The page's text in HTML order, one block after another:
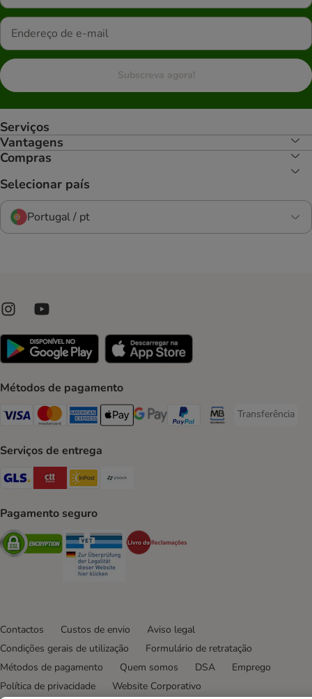
Subscreva agora!
Serviços
Vantagens
Compras
Selecionar país
Portugal / pt
Métodos de pagamento
Visa Payment Method
Mastercard Payment Method
American Express Payment Method
Apple Pay Payment Method
Google Pay Payment Method
PayPal Payment Method
Multibanco Payment
Transferência
Transferência
Serviços de entrega
GLS Shipping Method
CTTExpress Shipping Method
Pagamento seguro
Security Security
Contactos Custos de envio
Aviso legal
Condições gerais de utilização
Formulário de retratação
Métodos de pagamento
Quem somos DSA
Emprego
Política de privacidade
Website Corporativo